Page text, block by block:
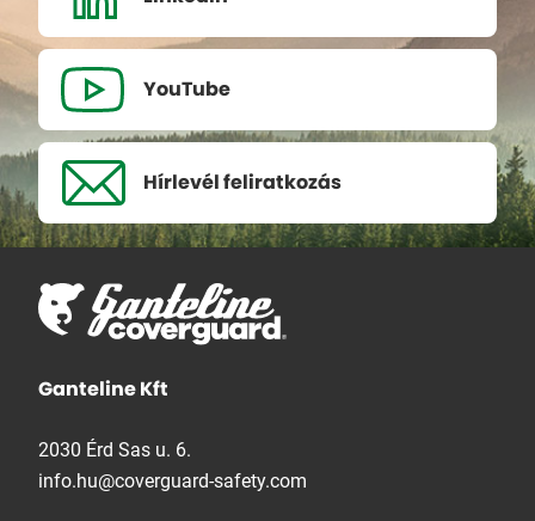
YouTube
Hírlevél feliratkozás
Ganteline Kft
2030 Érd Sas u. 6.
info.hu@coverguard-safety.com